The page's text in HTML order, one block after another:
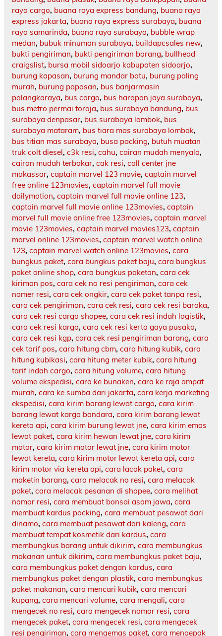
raya cargo, buana raya express bandung, buana raya
express jakarta, buana raya express surabaya, buana
raya samarinda, buana raya surabaya, bubble wrap
medan, bubuk minuman surabaya, buildapcsales new,
bukti pengiriman, bukti pengiriman barang, bullhead
craigslist, bursa mobil sidoarjo kabupaten sidoarjo,
burung kapasan, burung mandar batu, burung paling
murah, burung papasan, bus banjarmasin
palangkaraya, bus cargo, bus harapan jaya surabaya,
bus metro permai toraja, bus surabaya bandung, bus
surabaya denpasar, bus surabaya lombok, bus
surabaya mataram, bus tiara mas surabaya lombok,
bus titian mas surabaya, busa packing, butuh muatan
truk colt diesel, c3k resi, cahu, cairan mudah menyala,
cairan mudah terbakar, cak resi, call center jne
makassar, captain marvel 123 movie, captain marvel
free online 123movies, captain marvel full movie
dailymotion, captain marvel full movie online 123,
captain marvel full movie online 123movies, captain
marvel full movie online free 123movies, captain marvel
movie 123movies, captain marvel movies123, captain
marvel online 123movies, captain marvel watch online
123, captain marvel watch online 123movies, cara
bungkus paket, cara bungkus paket baju, cara bungkus
paket online shop, cara bungkus paketan, cara cek
kiriman pos, cara cek no resi pengiriman, cara cek
nomer resi, cara cek ongkir, cara cek paket tanpa resi,
cara cek pengiriman, cara cek resi, cara cek resi baraka,
cara cek resi cargo shopee, cara cek resi indah logistik,
cara cek resi kargo, cara cek resi kerta gaya pusaka,
cara cek resi kgp, cara cek resi pengiriman barang, cara
cek tarif pos, cara hitung cbm, cara hitung kubik, cara
hitung kubikasi, cara hitung meter kubik, cara hitung
tarif indah cargo, cara hitung volume, cara hitung
volume ekspedisi, cara ke bunaken, cara ke raja ampat
murah, cara ke sumba dari jakarta, cara kerja marketing
ekspedisi, cara kirim barang lewat cargo, cara kirim
barang lewat kargo bandara, cara kirim barang lewat
kereta api, cara kirim burung lewat jne, cara kirim emas
lewat paket, cara kirim hewan lewat jne, cara kirim
motor, cara kirim motor lewat jne, cara kirim motor
lewat kereta, cara kirim motor lewat kereta api, cara
kirim motor via kereta api, cara lacak paket, cara
maketin barang, cara melacak no resi, cara melacak
paket, cara melacak pesanan di shopee, cara melihat
nomor resi, cara membuat bonsai asam jawa, cara
membuat kardus packing, cara membuat pesawat dari
dinamo, cara membuat pesawat dari kaleng, cara
membuat tempat kosmetik dari kardus, cara
membungkus barang untuk dikirim, cara membungkus
makanan untuk dikirim, cara membungkus paket baju,
cara membungkus paket dengan kardus, cara
membungkus paket dengan plastik, cara membungkus
paket makanan, cara mencari kubik, cara mencari
kupang, cara mencari volume, cara mengali, cara
mengecek no resi, cara mengecek nomor resi, cara
mengecek paket, cara mengecek resi, cara mengecek
resi pengiriman, cara mengemas paket, cara mengepak